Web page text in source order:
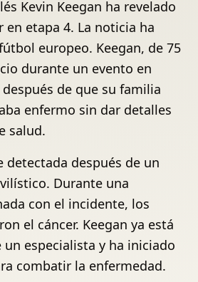
Kevin Keegan ha revelado
en etapa 4. La noticia ha
europeo. Keegan, de 75
durante un evento en
de que su familia
enfermo sin dar detalles
salud.
detectada después de un
Durante una
con el incidente, los
el cáncer. Keegan ya está
especialista y ha iniciado
combatir la enfermedad.